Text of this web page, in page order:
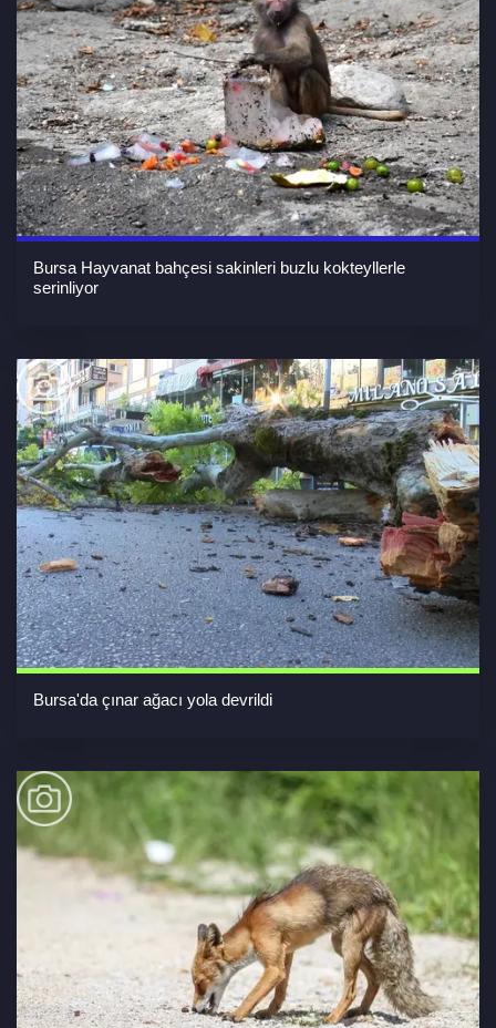
Bursa Hayvanat bahçesi sakinleri buzlu kokteyllerle
serinliyor
Bursa'da çınar ağacı yola devrildi